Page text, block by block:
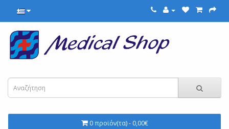
0 προϊόν(τα) - 0,00€